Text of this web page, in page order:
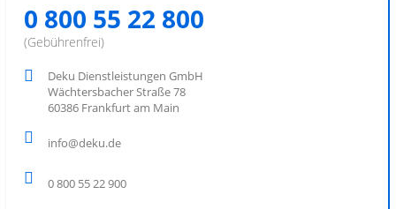
0 800 55 22 800
(Gebührenfrei)
Deku Dienstleistungen GmbH
Wächtersbacher Straße 78
60386 Frankfurt am Main
info@deku.de
0 800 55 22 900